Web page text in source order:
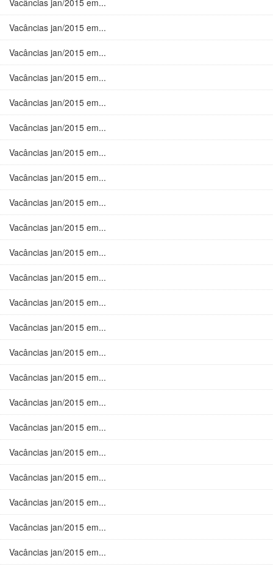
Vacâncias jan/2015 em...
Vacâncias jan/2015 em...
Vacâncias jan/2015 em...
Vacâncias jan/2015 em...
Vacâncias jan/2015 em...
Vacâncias jan/2015 em...
Vacâncias jan/2015 em...
Vacâncias jan/2015 em...
Vacâncias jan/2015 em...
Vacâncias jan/2015 em...
Vacâncias jan/2015 em...
Vacâncias jan/2015 em...
Vacâncias jan/2015 em...
Vacâncias jan/2015 em...
Vacâncias jan/2015 em...
Vacâncias jan/2015 em...
Vacâncias jan/2015 em...
Vacâncias jan/2015 em...
Vacâncias jan/2015 em...
Vacâncias jan/2015 em...
Vacâncias jan/2015 em...
Vacâncias jan/2015 em...
Vacâncias jan/2015 em...